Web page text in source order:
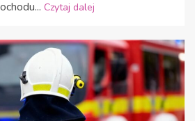
Czytaj dalej